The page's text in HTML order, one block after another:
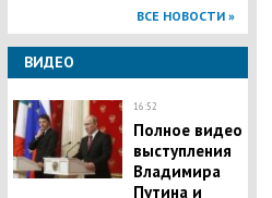
ВСЕ НОВОСТИ »
ВИДЕО
16:52
Полное видео
выступления
Владимира
Путина и